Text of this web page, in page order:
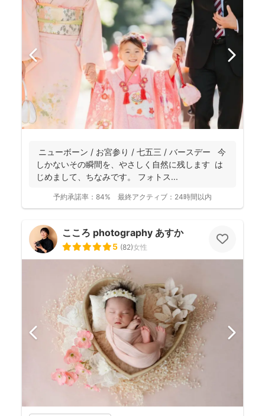
ニューボーン / お宮参り / 七五三 / バースデー 今
しかないその瞬間を、やさしく自然に残します は
じめまして、ちなみです。 フォトス...
予約承諾率： 84% 最終アクティブ： 24時間以内
こころ photography あすか
5 (82)女性